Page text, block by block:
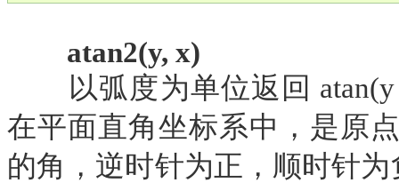
atan2(y, x)
以弧度为单位返回
在平面直角坐标系中，是原
的角，逆时针为正，顺时针